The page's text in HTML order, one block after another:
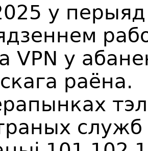
у перыяд
VPN у
раёна.